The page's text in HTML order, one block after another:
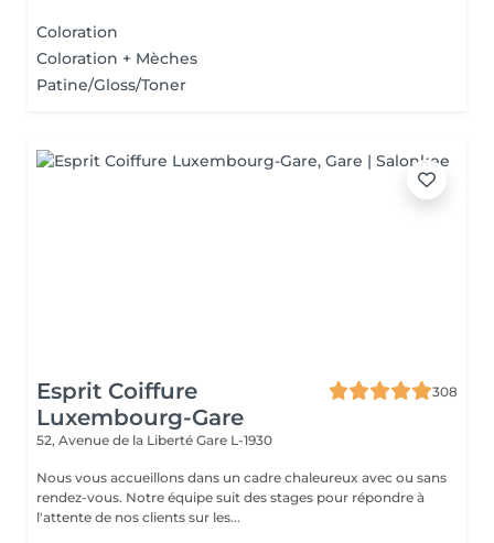
Coloration
Coloration + Mèches
Patine/Gloss/Toner
Esprit Coiffure
Luxembourg-Gare
308
52, Avenue de la Liberté Gare L-1930
Nous vous accueillons dans un cadre chaleureux avec ou sans
rendez-vous. Notre équipe suit des stages pour répondre à
l'attente de nos clients sur les...